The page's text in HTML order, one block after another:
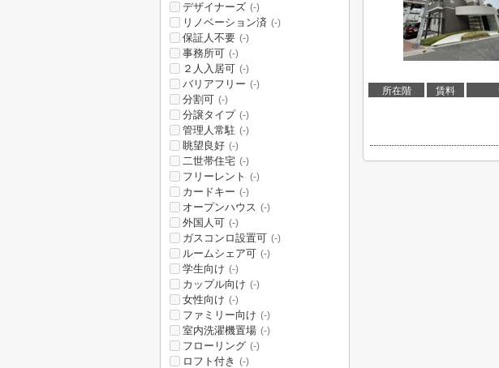
所在階 賃料
デザイナーズ (-)
リノベーション済 (-)
保証人不要 (-)
事務所可 (-)
２人入居可 (-)
バリアフリー (-)
分割可 (-)
分譲タイプ (-)
管理人常駐 (-)
眺望良好 (-)
二世帯住宅 (-)
フリーレント (-)
カードキー (-)
オープンハウス (-)
外国人可 (-)
ガスコンロ設置可 (-)
ルームシェア可 (-)
学生向け (-)
カップル向け (-)
女性向け (-)
ファミリー向け (-)
室内洗濯機置場 (-)
フローリング (-)
ロフト付き (-)